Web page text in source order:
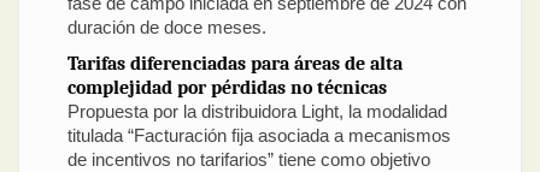
duración de doce meses.
Tarifas diferenciadas para áreas de alta
complejidad por pérdidas no técnicas
Propuesta por la distribuidora Light, la modalidad
titulada “Facturación fija asociada a mecanismos
de incentivos no tarifarios” tiene como objetivo